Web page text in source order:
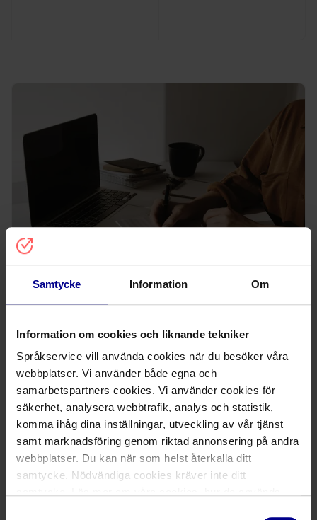
Samtycke Information Om
Information om cookies och liknande tekniker
Språkservice vill använda cookies när du besöker våra
webbplatser. Vi använder både egna och
samarbetspartners cookies. Vi använder cookies för
säkerhet, analysera webbtrafik, analys och statistik,
komma ihåg dina inställningar, utveckling av vår tjänst
samt marknadsföring genom riktad annonsering på andra
webbplatser. Du kan när som helst återkalla ditt
samtycke. Nödvändiga cookies kräver inte ditt
Behöver du en officiell
översättning av
dokument?
Vi erbjuder professionella översättningstjänster
i de flesta språkkombinationer och
fackområden. Våra översättningar utförs av
erfarna facköversättare eller av auktoriserade
översättare. Vi garanterar att din text hamnar